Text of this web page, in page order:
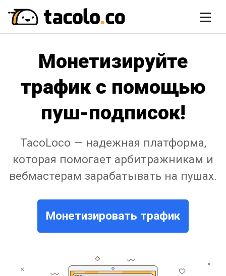
Монетизируйте
трафик с помощью
пуш-подписок!
TacoLoco — надежная платформа,
которая помогает арбитражникам и
вебмастерам зарабатывать на пушах.
Монетизировать трафик